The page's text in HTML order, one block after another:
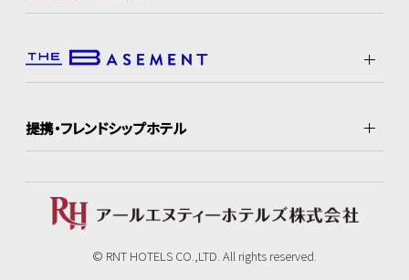
提携・フレンドシップホテル
© RNT HOTELS CO.,LTD. All rights reserved.